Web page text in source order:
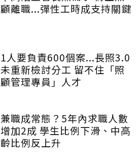
顧離職...彈性工時成支持關鍵
1人要負責600個案...長照3.0
未重新檢討分工 留不住「照
顧管理專員」人才
兼職成常態？5年內求職人數
增加2成 學生比例下滑、中高
齡比例反上升